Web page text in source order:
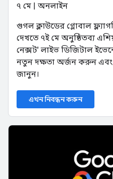
৭ মে | অনলাইন
গুগল ক্লাউডের গ্লোবাল
দেখতে ৭ই মে অনুষ্ঠিতব্য
নেক্সট' লাইভ ডিজিটাল
নতুন দক্ষতা অর্জন করুন
জানুন।
এখন নিবন্ধন করুন